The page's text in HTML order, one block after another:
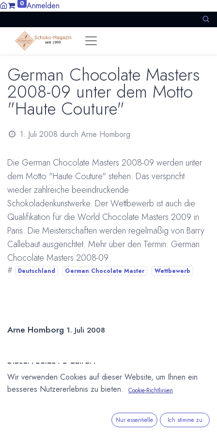
0 Anmelden
German Chocolate Masters
2008-09 unter dem Motto
"Haute Couture"
1. Juli 2008 durch Arne Homborg
Die German Chocolate Masters 2008-09 werden unter
dem Motto "Haute Couture" stehen. Das verspricht
wieder zahlreiche beeindruckende
Schokoladenkunstwerke. Der Wettbewerb ist auch die
Qualifikation für die World Chocolate Masters 2009 in
Paris. Die Meisterschaften werden regelmäßig von Barry
Callebaut ausgerichtet. Mehr über den Termin: German
Chocolate Masters 2008-09
# Deutschland German Chocolate Master Wettbewerb
Arne Homborg 1. Juli 2008
DIESEN BEITRAG TEILEN
Wir verwenden Cookies auf dieser Website, um Ihnen ein
besseres Nutzererlebnis zu bieten.
Cookie-Richtlinien
Nur essentielle Ich stimme zu